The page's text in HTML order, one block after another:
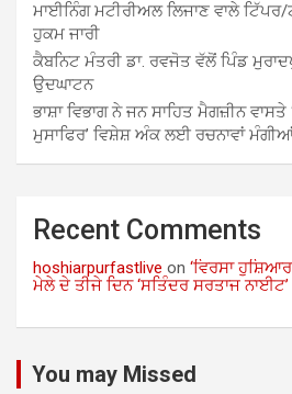
ਮਾਈਨਿੰਗ ਮਟੀਰੀਅਲ ਲਿਜਾਣ ਵਾਲੇ ਟਿੱਪਰ/
ਹੁਕਮ ਜਾਰੀ
ਕੈਬਨਿਟ ਮੰਤਰੀ ਡਾ. ਰਵਜੋਤ ਵੱਲੋਂ ਪਿੰਡ
ਉਦਘਾਟਨ
ਭਾਸ਼ਾ ਵਿਭਾਗ ਨੇ ਜਨ ਸਾਹਿਤ ਮੈਗਜ਼ੀਨ
ਮੁਸਾਫਿਰ’ ਵਿਸ਼ੇਸ਼ ਅੰਕ ਲਈ ਰਚਨਾਵਾਂ
Recent Comments
hoshiarpurfastlive on ‘ਵਿਰਸਾ
ਮੇਲੇ ਦੇ ਤੀਜੇ ਦਿਨ ‘ਸਤਿੰਦਰ ਸਰਤਾਜ
You may Missed